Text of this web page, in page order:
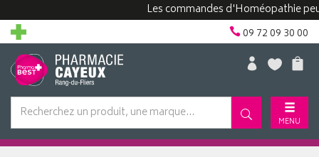
Les commandes d'Homéopathie
09 72 09 30 00
MENU